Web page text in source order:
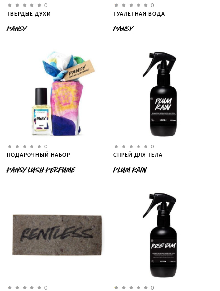
0
ТВЕРДЫЕ ДУХИ
PANSY
0
ТУАЛЕТНАЯ ВОДА
PANSY
0
ПОДАРОЧНЫЙ НАБОР
PANSY LUSH PERFUME
0
СПРЕЙ ДЛЯ ТЕЛА
PLUM RAIN
0 0